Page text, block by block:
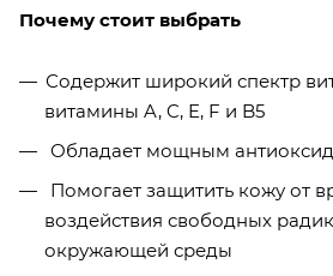
Почему стоит выбрать
Содержит широкий спектр
витамины A, C, E, F и B5
Обладает мощным
Помогает защитить кожу от
воздействия свободных
окружающей среды